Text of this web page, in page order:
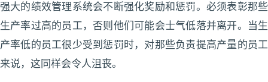
强大的绩效管理系统会不断强化奖励和惩罚。必须表彰那些
生产率过高的员工，否则他们可能会士气低落并离开。当生
产率低的员工很少受到惩罚时，对那些负责提高产量的员工
来说，这同样会令人沮丧。